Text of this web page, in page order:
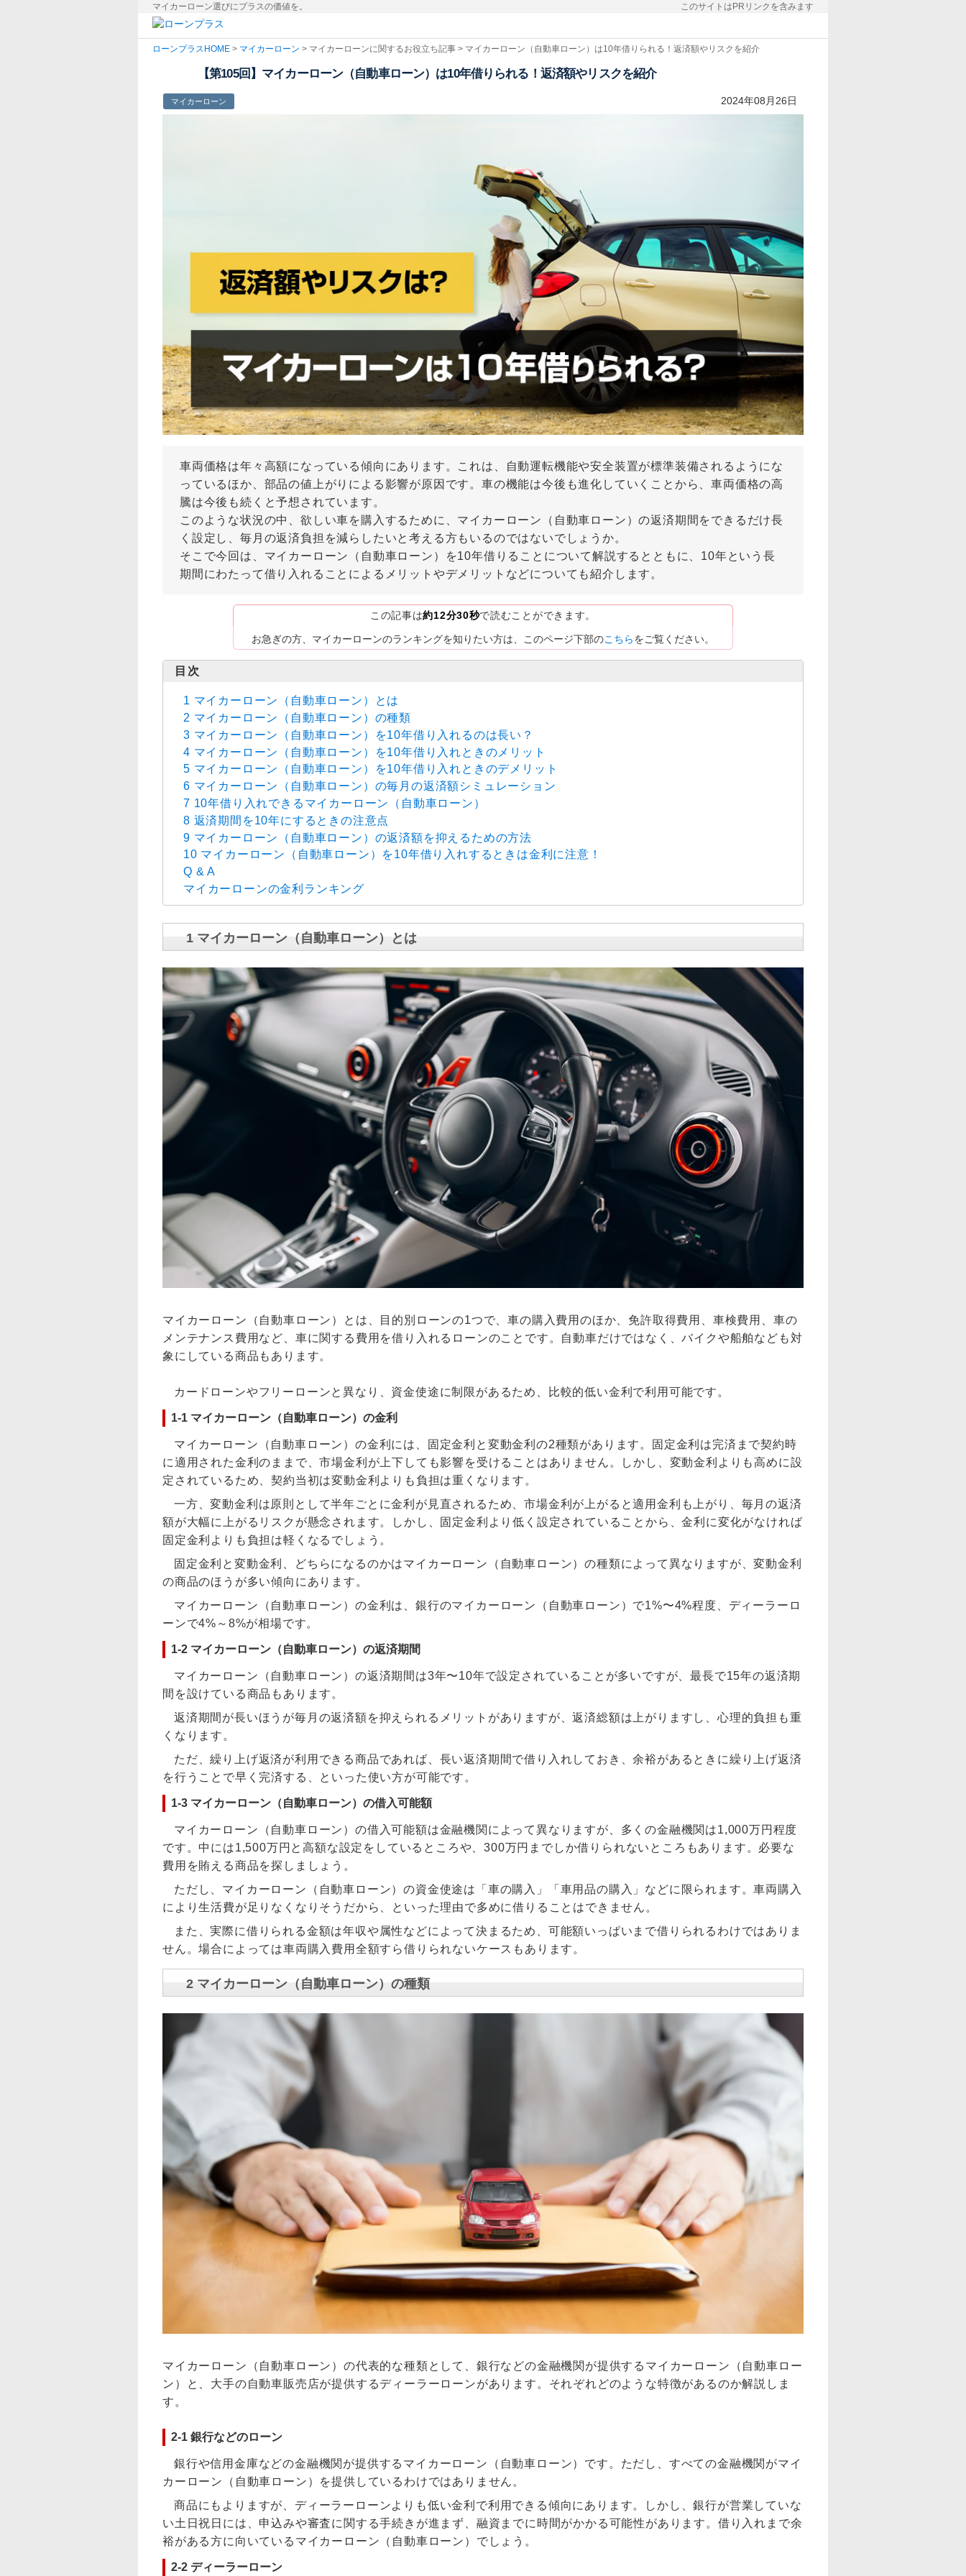
マイカーローン選びにプラスの価値を。 このサイトはPRリンクを含みます
ローンプラス HOME > マイカーローン > マイカーローンに関するお役立ち記事 > マイカーローン（自動車ローン）は10年借りられる！返済額やリスクを紹介
【第105回】マイカーローン（自動車ローン）は10年借りられる！返済額やリスクを紹介
マイカーローン 2024年08月26日
車両価格は年々高額になっている傾向にあります。これは、自動運転機能や安全装置が標準装備されるようにな
っているほか、部品の値上がりによる影響が原因です。車の機能は今後も進化していくことから、車両価格の高
騰は今後も続くと予想されています。
このような状況の中、欲しい車を購入するために、マイカーローン（自動車ローン）の返済期間をできるだけ長
く設定し、毎月の返済負担を減らしたいと考える方もいるのではないでしょうか。
そこで今回は、マイカーローン（自動車ローン）を10年借りることについて解説するとともに、10年という長
期間にわたって借り入れることによるメリットやデメリットなどについても紹介します。
この記事は約12分30秒で読むことができます。
お急ぎの方、マイカーローンのランキングを知りたい方は、このページ下部のこちらをご覧ください。
1 マイカーローン（自動車ローン）とは
2 マイカーローン（自動車ローン）の種類
3 マイカーローン（自動車ローン）を10年借り入れるのは長い？
4 マイカーローン（自動車ローン）を10年借り入れときのメリット
5 マイカーローン（自動車ローン）を10年借り入れときのデメリット
6 マイカーローン（自動車ローン）の毎月の返済額シミュレーション
7 10年借り入れできるマイカーローン（自動車ローン）
8 返済期間を10年にするときの注意点
9 マイカーローン（自動車ローン）の返済額を抑えるための方法
10 マイカーローン（自動車ローン）を10年借り入れするときは金利に注意！
Q & A
マイカーローンの金利ランキング
1 マイカーローン（自動車ローン）とは
マイカーローン（自動車ローン）とは、目的別ローンの1つで、車の購入費用のほか、免許取得費用、車検費用、車の
メンテナンス費用など、車に関する費用を借り入れるローンのことです。自動車だけではなく、バイクや船舶なども対
象にしている商品もあります。
カードローンやフリーローンと異なり、資金使途に制限があるため、比較的低い金利で利用可能です。
1-1 マイカーローン（自動車ローン）の金利
マイカーローン（自動車ローン）の金利には、固定金利と変動金利の2種類があります。固定金利は完済まで契約時
に適用された金利のままで、市場金利が上下しても影響を受けることはありません。しかし、変動金利よりも高めに設
定されているため、契約当初は変動金利よりも負担は重くなります。
一方、変動金利は原則として半年ごとに金利が見直されるため、市場金利が上がると適用金利も上がり、毎月の返済
額が大幅に上がるリスクが懸念されます。しかし、固定金利より低く設定されていることから、金利に変化がなければ
固定金利よりも負担は軽くなるでしょう。
固定金利と変動金利、どちらになるのかはマイカーローン（自動車ローン）の種類によって異なりますが、変動金利
の商品のほうが多い傾向にあります。
マイカーローン（自動車ローン）の金利は、銀行のマイカーローン（自動車ローン）で1%〜4%程度、ディーラーロ
ーンで4%～8%が相場です。
1-2 マイカーローン（自動車ローン）の返済期間
マイカーローン（自動車ローン）の返済期間は3年〜10年で設定されていることが多いですが、最長で15年の返済期
間を設けている商品もあります。
返済期間が長いほうが毎月の返済額を抑えられるメリットがありますが、返済総額は上がりますし、心理的負担も重
くなります。
ただ、繰り上げ返済が利用できる商品であれば、長い返済期間で借り入れしておき、余裕があるときに繰り上げ返済
を行うことで早く完済する、といった使い方が可能です。
1-3 マイカーローン（自動車ローン）の借入可能額
マイカーローン（自動車ローン）の借入可能額は金融機関によって異なりますが、多くの金融機関は1,000万円程度
です。中には1,500万円と高額な設定をしているところや、300万円までしか借りられないところもあります。必要な
費用を賄える商品を探しましょう。
ただし、マイカーローン（自動車ローン）の資金使途は「車の購入」「車用品の購入」などに限られます。車両購入
により生活費が足りなくなりそうだから、といった理由で多めに借りることはできません。
また、実際に借りられる金額は年収や属性などによって決まるため、可能額いっぱいまで借りられるわけではありま
せん。場合によっては車両購入費用全額すら借りられないケースもあります。
2 マイカーローン（自動車ローン）の種類
マイカーローン（自動車ローン）の代表的な種類として、銀行などの金融機関が提供するマイカーローン（自動車ロー
ン）と、大手の自動車販売店が提供するディーラーローンがあります。それぞれどのような特徴があるのか解説しま
す。
2-1 銀行などのローン
銀行や信用金庫などの金融機関が提供するマイカーローン（自動車ローン）です。ただし、すべての金融機関がマイ
カーローン（自動車ローン）を提供しているわけではありません。
商品にもよりますが、ディーラーローンよりも低い金利で利用できる傾向にあります。しかし、銀行が営業していな
い土日祝日には、申込みや審査に関する手続きが進まず、融資までに時間がかかる可能性があります。借り入れまで余
裕がある方に向いているマイカーローン（自動車ローン）でしょう。
2-2 ディーラーローン